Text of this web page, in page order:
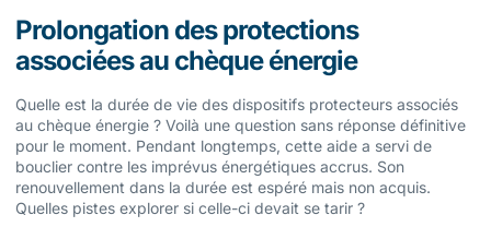
Prolongation des protections
associées au chèque énergie
Quelle est la durée de vie des dispositifs protecteurs associés
au chèque énergie ? Voilà une question sans réponse définitive
pour le moment. Pendant longtemps, cette aide a servi de
bouclier contre les imprévus énergétiques accrus. Son
renouvellement dans la durée est espéré mais non acquis.
Quelles pistes explorer si celle-ci devait se tarir ?